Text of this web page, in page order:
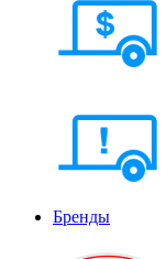
Бренды